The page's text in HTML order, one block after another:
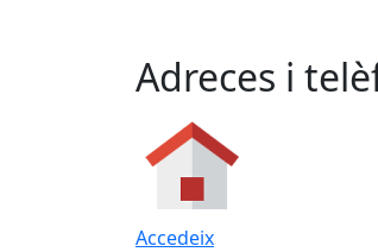
Adreces i
Accedeix